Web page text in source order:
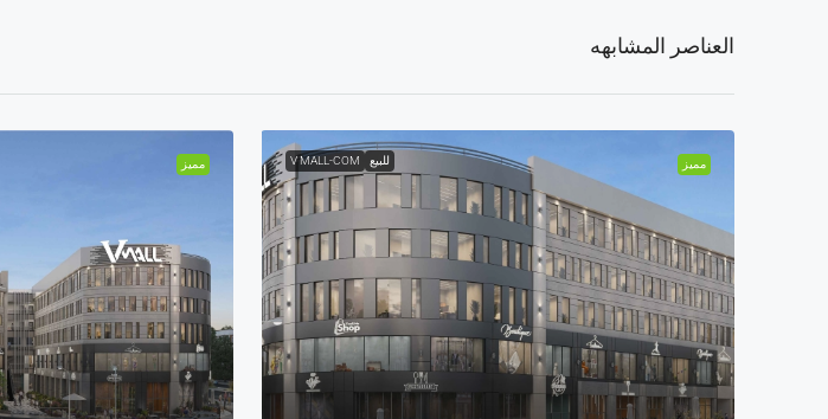
العناصر المشابهه
مميز للبيع V MALL-COM مميز